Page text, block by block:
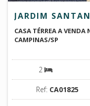
JARDIM
CASA TÉRREA A
CAMPINAS/SP
2
Ref: CA01825